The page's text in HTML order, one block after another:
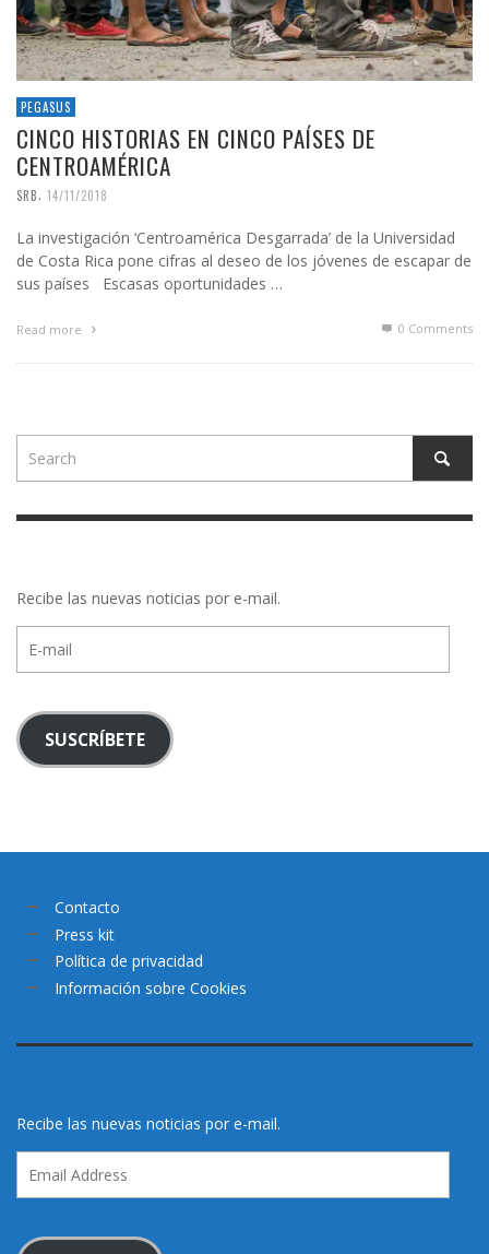
PEGASUS
CINCO HISTORIAS EN CINCO PAÍSES DE
CENTROAMÉRICA
SRB, 14/11/2018
La investigación ‘Centroamérica Desgarrada’ de la Universidad
de Costa Rica pone cifras al deseo de los jóvenes de escapar de
sus países Escasas oportunidades …
Read more 0 Comments
Recibe las nuevas noticias por e-mail.
mail
SUSCRÍBETE
Contacto
Press kit
Política de privacidad
Información sobre Cookies
Recibe las nuevas noticias por e-mail.
Address